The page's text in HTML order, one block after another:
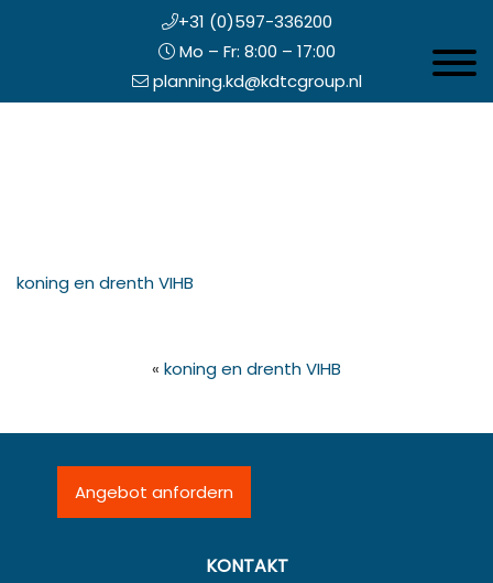
+31 (0)597-336200
Mo – Fr: 8:00 – 17:00
planning.kd@kdtcgroup.nl
koning en drenth VIHB
« koning en drenth VIHB
Angebot anfordern
KONTAKT